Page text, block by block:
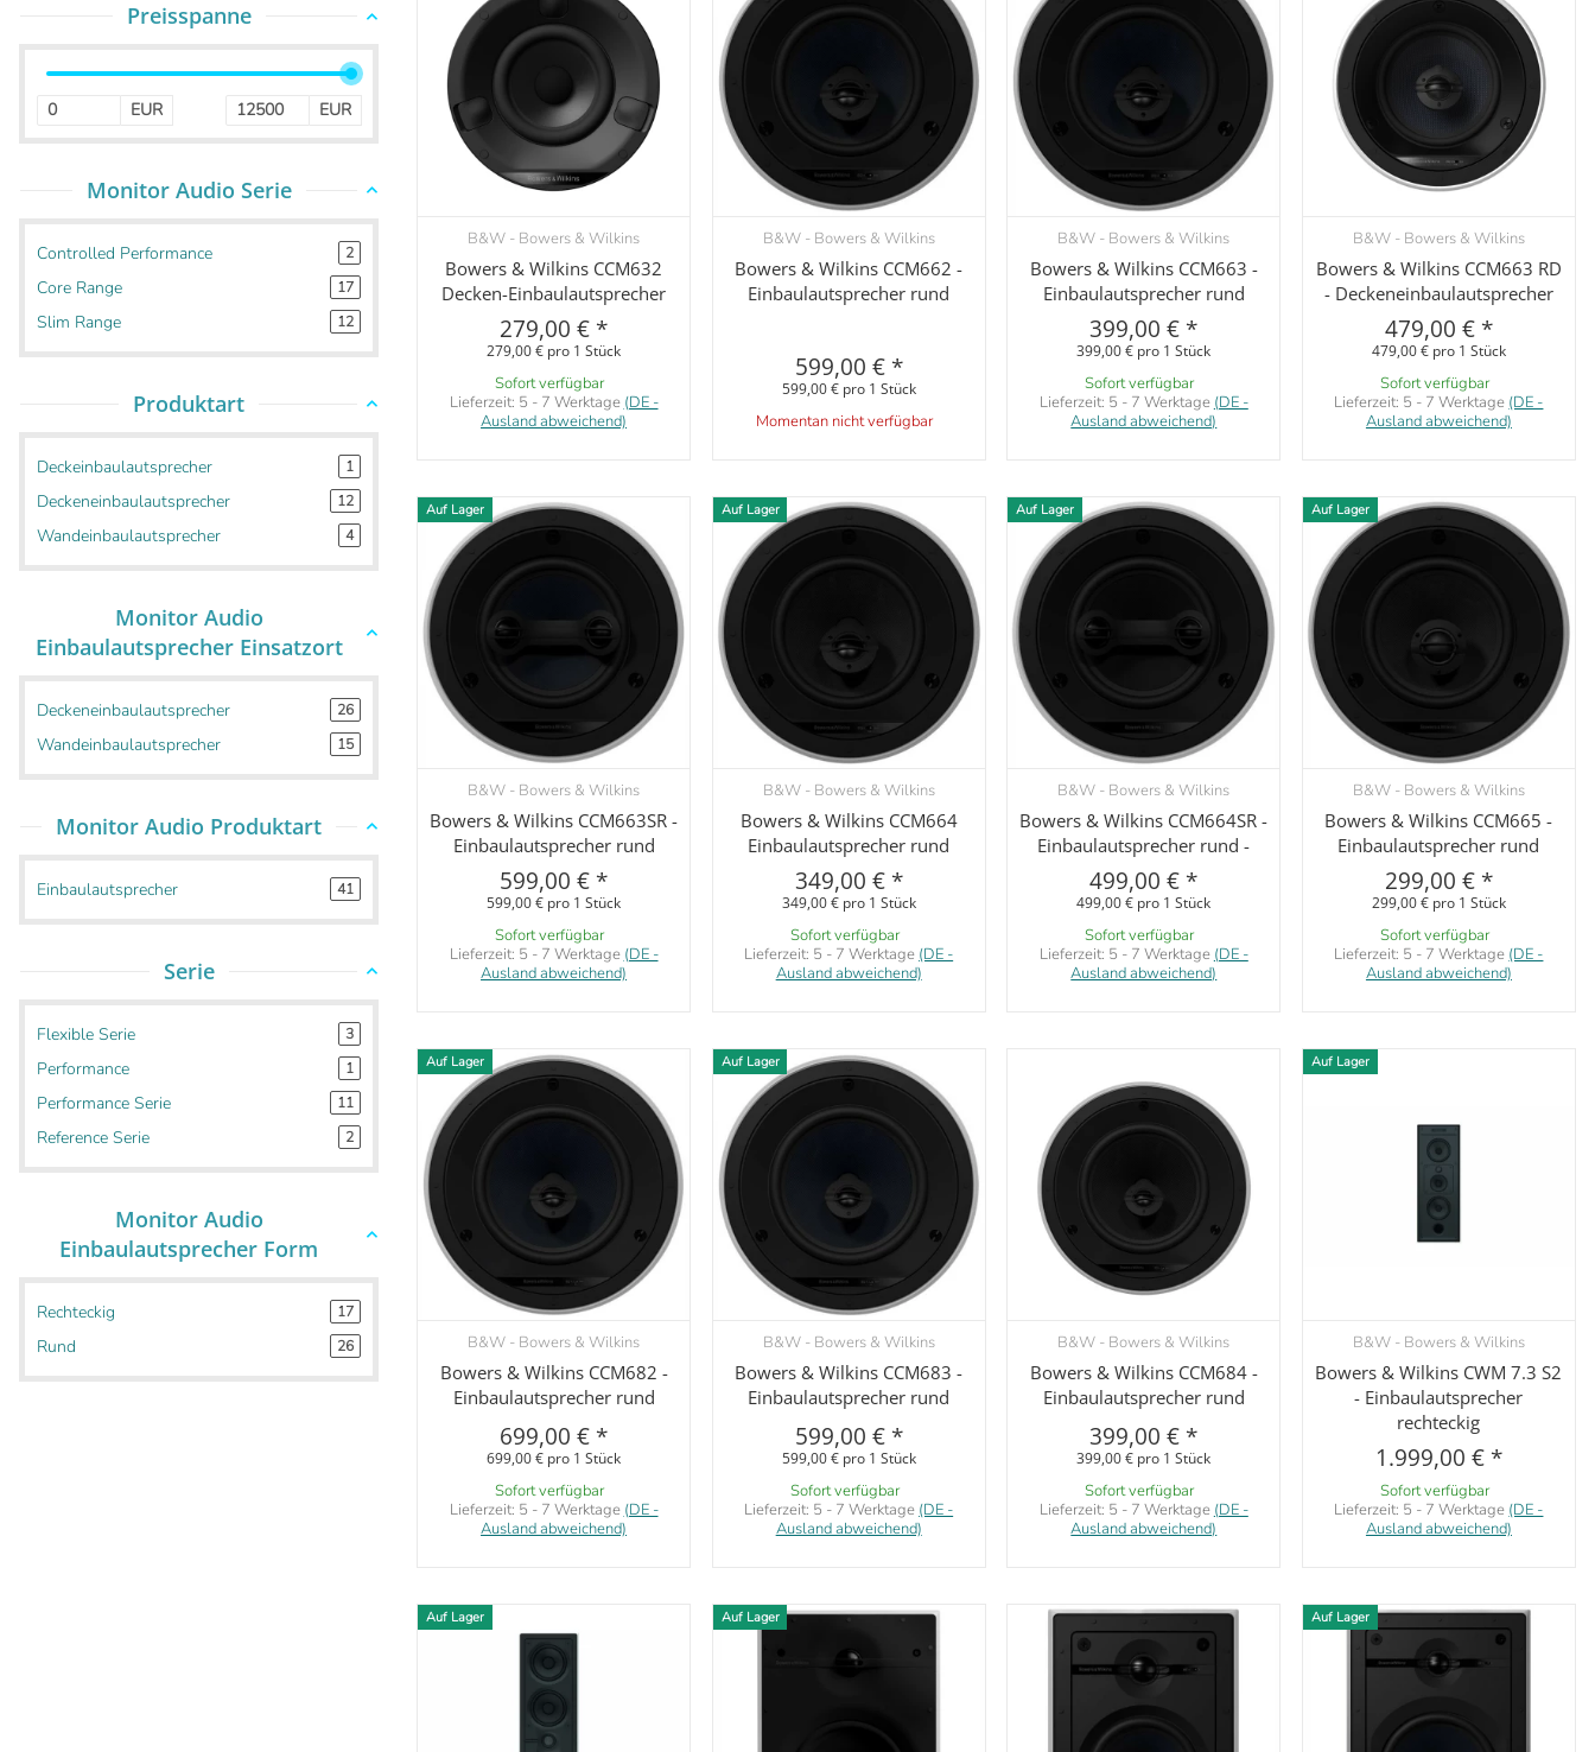
Vorschau
B&W - Bowers & Wilkins
Bowers & Wilkins CCM632
Decken-Einbaulautsprecher
279,00 € *
279,00 € pro 1 Stück
Sofort verfügbar
Lieferzeit: 5 - 7 Werktage (DE -
Ausland abweichend)
Vorschau
B&W - Bowers & Wilkins
Bowers & Wilkins CCM662 -
Einbaulautsprecher rund
599,00 € *
599,00 € pro 1 Stück
Momentan nicht verfügbar
Vorschau
B&W - Bowers & Wilkins
Bowers & Wilkins CCM663 -
Einbaulautsprecher rund
399,00 € *
399,00 € pro 1 Stück
Sofort verfügbar
Lieferzeit: 5 - 7 Werktage (DE -
Ausland abweichend)
Vorschau
B&W - Bowers & Wilkins
Bowers & Wilkins CCM663 RD
- Deckeneinbaulautsprecher
479,00 € *
479,00 € pro 1 Stück
Sofort verfügbar
Lieferzeit: 5 - 7 Werktage (DE -
Ausland abweichend)
Auf Lager
Vorschau
B&W - Bowers & Wilkins
Bowers & Wilkins CCM663SR -
Einbaulautsprecher rund
599,00 € *
599,00 € pro 1 Stück
Sofort verfügbar
Lieferzeit: 5 - 7 Werktage (DE -
Ausland abweichend)
Auf Lager
Vorschau
B&W - Bowers & Wilkins
Bowers & Wilkins CCM664
Einbaulautsprecher rund
349,00 € *
349,00 € pro 1 Stück
Sofort verfügbar
Lieferzeit: 5 - 7 Werktage (DE -
Ausland abweichend)
Auf Lager
Vorschau
B&W - Bowers & Wilkins
Bowers & Wilkins CCM664SR -
Einbaulautsprecher rund -
499,00 € *
499,00 € pro 1 Stück
Sofort verfügbar
Lieferzeit: 5 - 7 Werktage (DE -
Ausland abweichend)
Auf Lager
Vorschau
B&W - Bowers & Wilkins
Bowers & Wilkins CCM665 -
Einbaulautsprecher rund
299,00 € *
299,00 € pro 1 Stück
Sofort verfügbar
Lieferzeit: 5 - 7 Werktage (DE -
Ausland abweichend)
Auf Lager
Vorschau
B&W - Bowers & Wilkins
Bowers & Wilkins CCM682 -
Einbaulautsprecher rund
699,00 € *
699,00 € pro 1 Stück
Sofort verfügbar
Lieferzeit: 5 - 7 Werktage (DE -
Ausland abweichend)
Auf Lager
Vorschau
B&W - Bowers & Wilkins
Bowers & Wilkins CCM683 -
Einbaulautsprecher rund
599,00 € *
599,00 € pro 1 Stück
Sofort verfügbar
Lieferzeit: 5 - 7 Werktage (DE -
Ausland abweichend)
Vorschau
B&W - Bowers & Wilkins
Bowers & Wilkins CCM684 -
Einbaulautsprecher rund
399,00 € *
399,00 € pro 1 Stück
Sofort verfügbar
Lieferzeit: 5 - 7 Werktage (DE -
Ausland abweichend)
Auf Lager
Vorschau
B&W - Bowers & Wilkins
Bowers & Wilkins CWM 7.3 S2
- Einbaulautsprecher
rechteckig
1.999,00 € *
Sofort verfügbar
Lieferzeit: 5 - 7 Werktage (DE -
Ausland abweichend)
Auf Lager Auf Lager Auf Lager
Preisspanne
EUR EUR
Monitor Audio Serie
Controlled Performance 2
Core Range 17
Slim Range 12
Produktart
Deckeinbaulautsprecher 1
Deckeneinbaulautsprecher 12
Wandeinbaulautsprecher 4
Monitor Audio
Einbaulautsprecher Einsatzort
Deckeneinbaulautsprecher 26
Wandeinbaulautsprecher 15
Monitor Audio Produktart
Einbaulautsprecher 41
Serie
Flexible Serie 3
Performance 1
Performance Serie 11
Reference Serie 2
Monitor Audio
Einbaulautsprecher Form
Rechteckig 17
Rund 26